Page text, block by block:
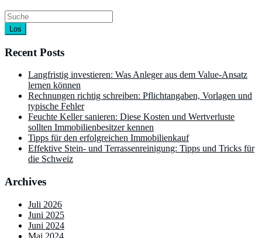
Los
Recent Posts
Langfristig investieren: Was Anleger aus dem Value-Ansatz
lernen können
Rechnungen richtig schreiben: Pflichtangaben, Vorlagen und
typische Fehler
Feuchte Keller sanieren: Diese Kosten und Wertverluste
sollten Immobilienbesitzer kennen
Tipps für den erfolgreichen Immobilienkauf
Effektive Stein- und Terrassenreinigung: Tipps und Tricks für
die Schweiz
Archives
Juli 2026
Juni 2025
Juni 2024
Mai 2024